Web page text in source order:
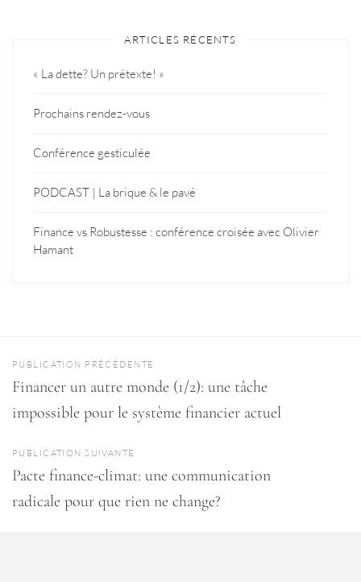
ARTICLES RÉCENTS
« La dette? Un prétexte! »
Prochains rendez-vous
Conférence gesticulée
PODCAST | La brique & le pavé
Finance vs Robustesse : conférence croisée avec Olivier
Hamant
PUBLICATION PRÉCÉDENTE
Financer un autre monde (1/2): une tâche
impossible pour le système financier actuel
PUBLICATION SUIVANTE
Pacte finance-climat: une communication
radicale pour que rien ne change?